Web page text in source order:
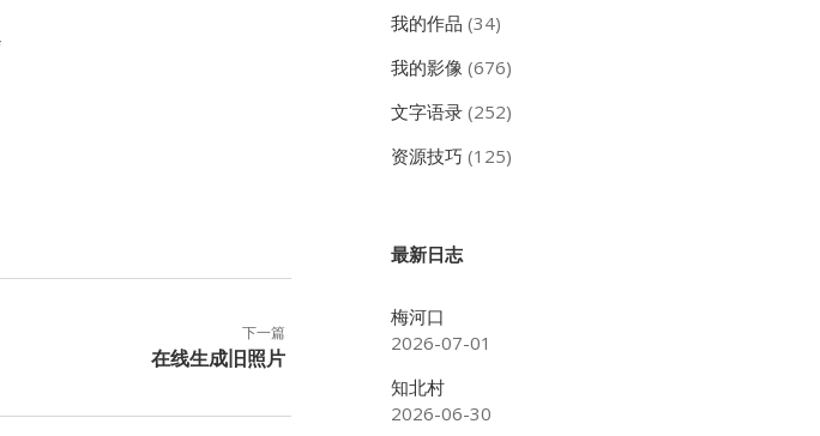
下一篇
在线生成旧照片
我的作品 (34)
我的影像 (676)
文字语录(252)
资源技巧 (125)
最新日志
梅河口
2026-07-01
知北村
2026-06-30